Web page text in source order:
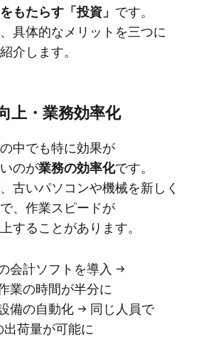
もたらす​「投資」 です。​
具体的な​メリットを​三つに​
介します。
上・業務効率化
中でも​特に​効果が​
のが​業務の​効率化です。​
古い​パソコンや​機械を​新しく​
、​作業スピードが​
する​ことがあります。
会計ソフトを​導入 →
業の​時間が​半分に
備の​自動化 → 同じ​人員で​
出荷量が​可能に